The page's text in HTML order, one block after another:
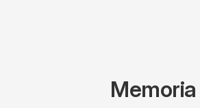
Memoria